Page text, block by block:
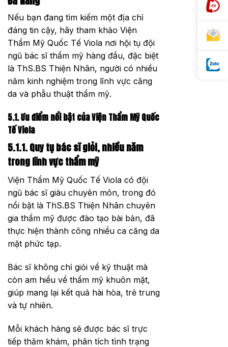
Nếu bạn đang tìm kiếm một địa chỉ
đáng tin cậy, hãy tham khảo Viện
Thẩm Mỹ Quốc Tế Viola nơi hội tụ đội
ngũ bác sĩ thẩm mỹ hàng đầu, đặc biệt
là ThS.BS Thiện Nhân, người có nhiều
năm kinh nghiệm trong lĩnh vực căng
da và phẫu thuật thẩm mỹ.
5.1. Ưu điểm nổi bật của Viện Thẩm Mỹ Quốc
Tế Viola
5.1.1. Quy tụ bác sĩ giỏi, nhiều năm
trong lĩnh vực thẩm mỹ
Viện Thẩm Mỹ Quốc Tế Viola có đội
ngũ bác sĩ giàu chuyên môn, trong đó
nổi bật là ThS.BS Thiện Nhân chuyên
gia thẩm mỹ được đào tạo bài bản, đã
thực hiện thành công nhiều ca căng da
mặt phức tạp.
Bác sĩ không chỉ giỏi về kỹ thuật mà
còn am hiểu về thẩm mỹ khuôn mặt,
giúp mang lại kết quả hài hòa, trẻ trung
và tự nhiên.
Mỗi khách hàng sẽ được bác sĩ trực
tiếp thăm khám, phân tích tình trạng